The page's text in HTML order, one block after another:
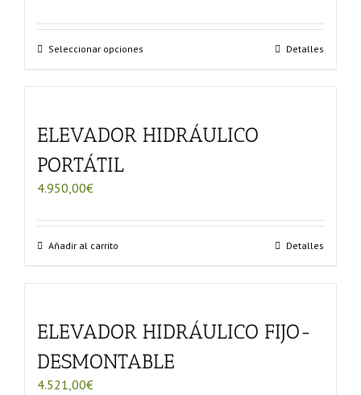
enprecios:
Seleccionar opciones
Las
en
Detalles
ELEVADOR HIDRÁULICO
PORTÁTIL
4.950,00€
Añadir al carrito Detalles
ELEVADOR HIDRÁULICO FIJO-
DESMONTABLE
4.521,00€